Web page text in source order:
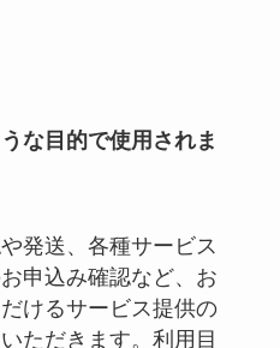
な目的で使用されま
発送、各種サービス
申込み確認など、お
けるサービス提供の
ただきます。利用目